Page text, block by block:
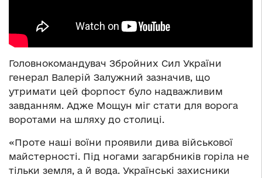
Головнокомандувач Збройних Сил України
генерал Валерій Залужний зазначив, що
утримати цей форпост було надважливим
завданням. Адже Мощун міг стати для ворога
воротами на шляху до столиці.
«Проте наші воїни проявили дива військової
майстерності. Під ногами загарбників горіла не
тільки земля, а й вода. Українські захисники